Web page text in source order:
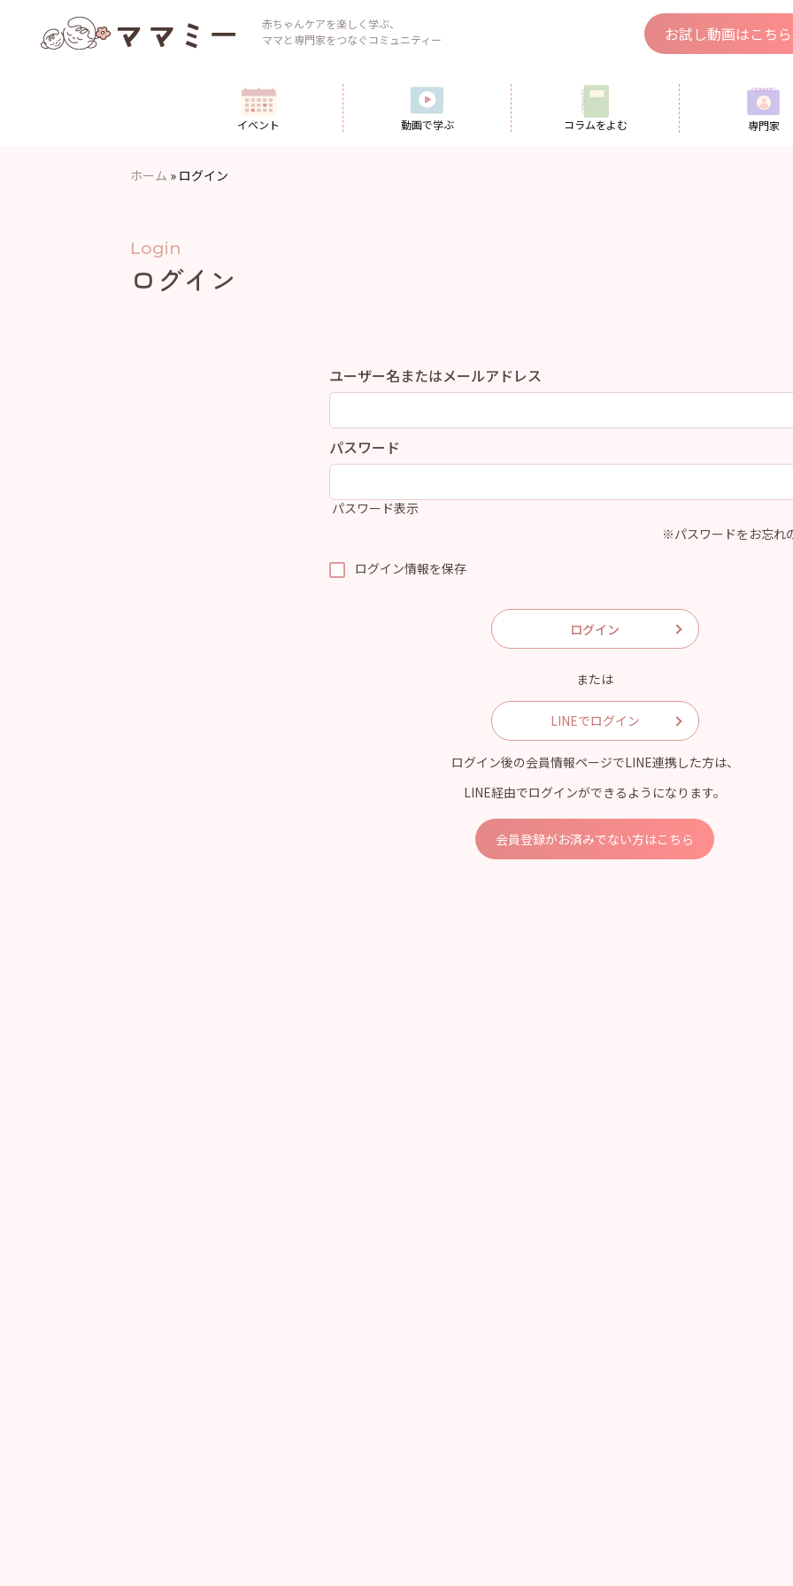
content
赤ちゃんケアを楽しく学ぶ、
ママと専門家をつなぐコミュニティー
お試し動画はこちら
イベント 動画で学ぶ コラムをよむ 専門家
ホーム » ログイン
Login
ログイン
ユーザー名またはメールアドレス
パスワード
パスワード表示
※パスワードをお忘れ
ログイン情報を保存
または
LINEでログイン
ログイン後の会員情報ページでLINE連携した方は、
LINE経由でログインができるようになります。
会員登録がお済みでない方はこちら